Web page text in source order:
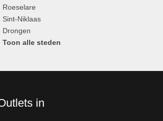
Roeselare
Sint-Niklaas
Drongen
Toon alle steden
in